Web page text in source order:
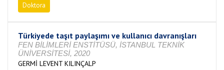
Doktora
Türkiyede taşıt paylaşımı ve kullanıcı davranışları
FEN BİLİMLERİ ENSTİTÜSÜ, İSTANBUL TEKNİK
ÜNİVERSİTESİ, 2020
GERMİ LEVENT KILINÇALP